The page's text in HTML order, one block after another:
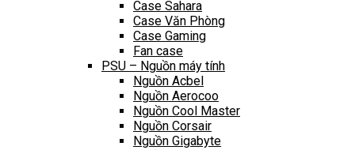
Case Sahara
Case Văn Phòng
Case Gaming
Fan case
PSU – Nguồn máy tính
Nguồn Acbel
Nguồn Aerocoo
Nguồn Cool Master
Nguồn Corsair
Nguồn Gigabyte